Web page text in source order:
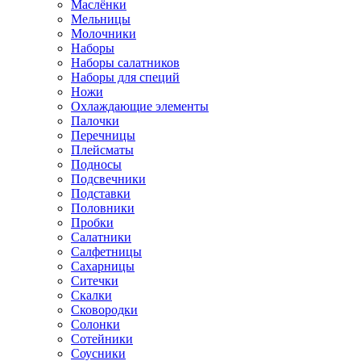
Маслёнки
Мельницы
Молочники
Наборы
Наборы салатников
Наборы для специй
Ножи
Охлаждающие элементы
Палочки
Перечницы
Плейсматы
Подносы
Подсвечники
Подставки
Половники
Пробки
Салатники
Салфетницы
Сахарницы
Ситечки
Скалки
Сковородки
Солонки
Сотейники
Соусники